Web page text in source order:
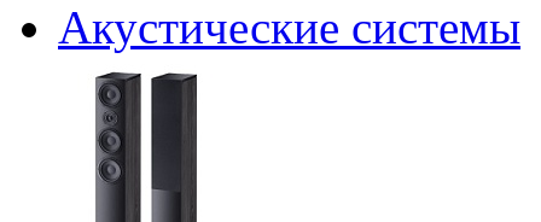
Акустические системы